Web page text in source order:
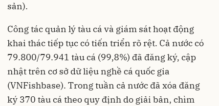
sản).
Công tác quản lý tàu cá và giám sát hoạt động
khai thác tiếp tục có tiến triển rõ rệt. Cả nước có
79.800/79.941 tàu cá (99,8%) đã đăng ký, cập
nhật trên cơ sở dữ liệu nghề cá quốc gia
(VNFishbase). Trong tuần cả nước đã xóa đăng
ký 370 tàu cá theo quy định do giải bản, chìm